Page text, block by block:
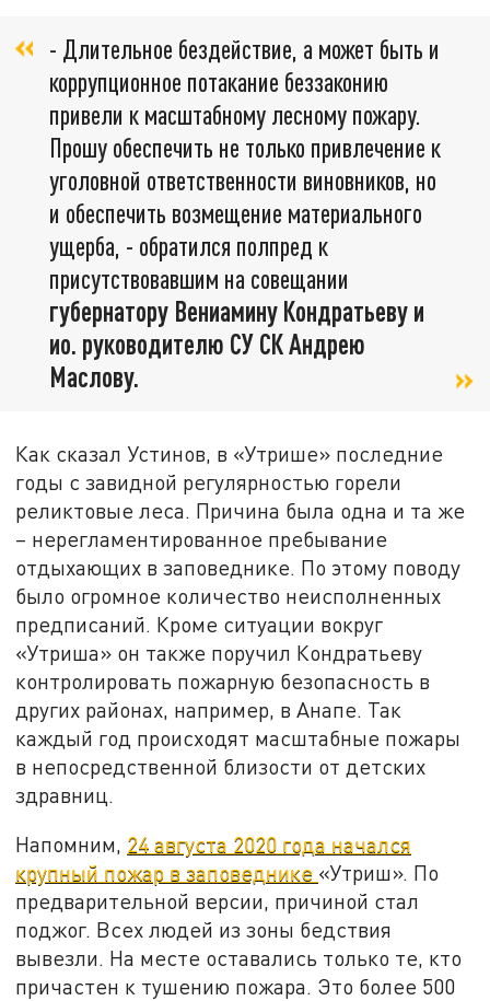
- Длительное бездействие, а может быть и
коррупционное потакание беззаконию
привели к масштабному лесному пожару.
Прошу обеспечить не только привлечение к
уголовной ответственности виновников, но
и обеспечить возмещение материального
ущерба, - обратился полпред к
присутствовавшим на совещании
губернатору Вениамину Кондратьеву и
ио. руководителю СУ СК Андрею
Маслову.
Как сказал Устинов, в «Утрише» последние
годы с завидной регулярностью горели
реликтовые леса. Причина была одна и та же
– нерегламентированное пребывание
отдыхающих в заповеднике. По этому поводу
было огромное количество неисполненных
предписаний. Кроме ситуации вокруг
«Утриша» он также поручил Кондратьеву
контролировать пожарную безопасность в
других районах, например, в Анапе. Так
каждый год происходят масштабные пожары
в непосредственной близости от детских
здравниц.
Напомним, 24 августа 2020 года начался
крупный пожар в заповеднике «Утриш». По
предварительной версии, причиной стал
поджог. Всех людей из зоны бедствия
вывезли. На месте оставались только те, кто
причастен к тушению пожара. Это более 500